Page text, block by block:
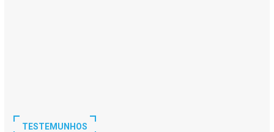
TESTEMUNHOS